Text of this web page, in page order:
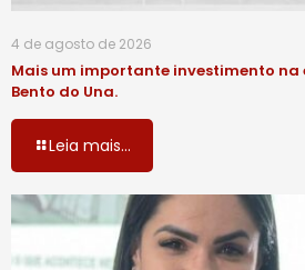
4 de agosto de 2026
Mais um importante investimento na
Bento do Una.
Leia mais...